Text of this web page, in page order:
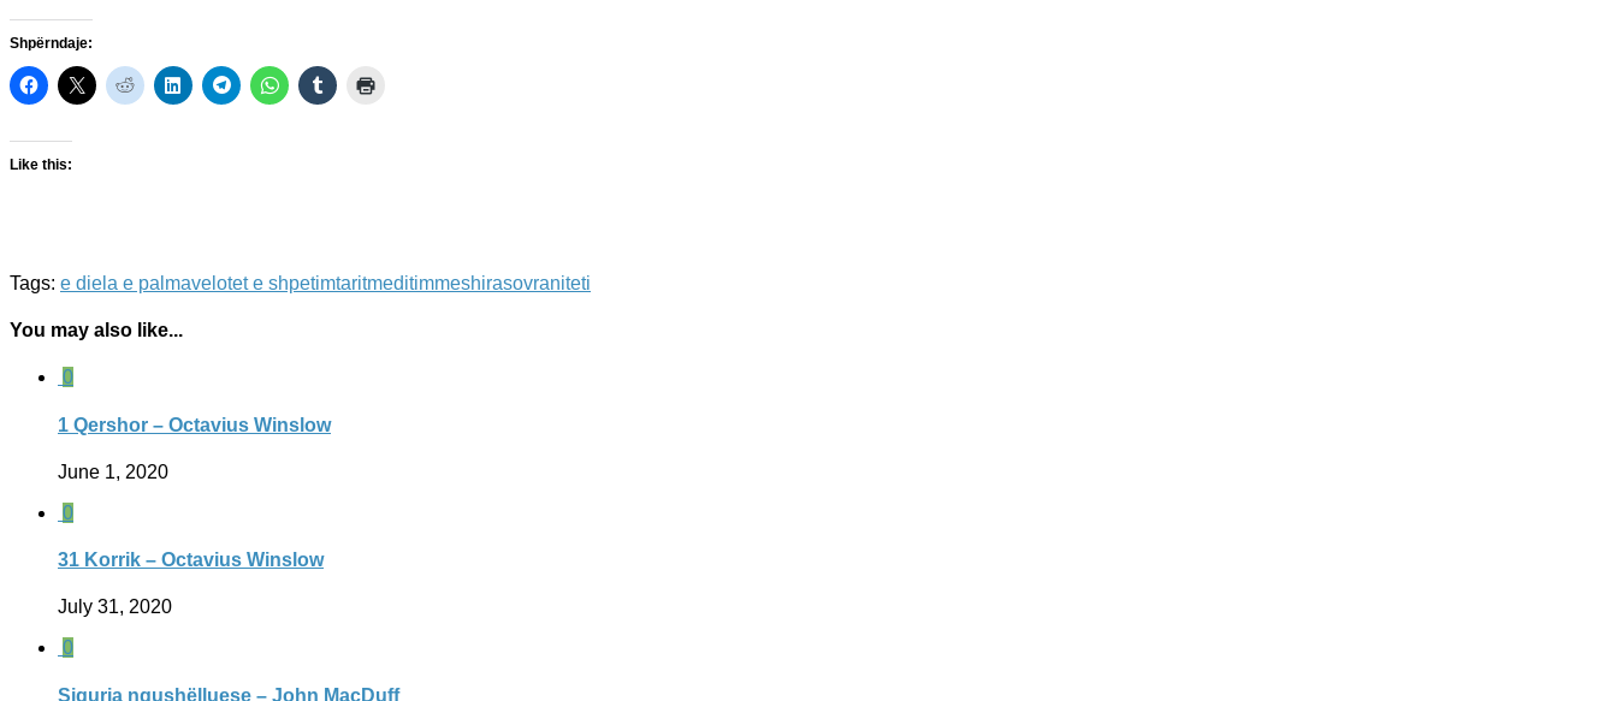
Shpërndaje:
Like this:
Tags: e diela e palmave lotet e shpetimtaritmeditimmeshirasovraniteti
You may also like...
0
1 Qershor – Octavius Winslow
June 1, 2020
0
31 Korrik – Octavius Winslow
July 31, 2020
0
Siguria ngushëlluese – John MacDuff